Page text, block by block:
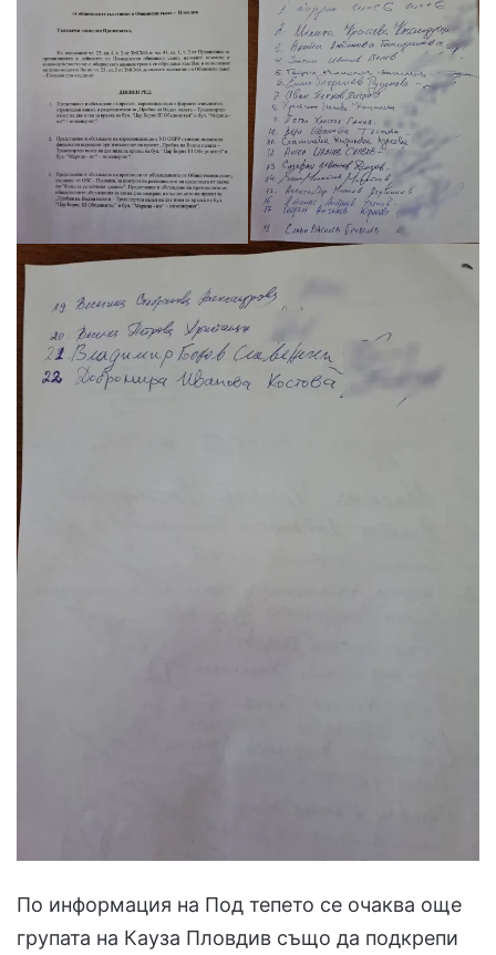
По информация на Под тепето се очаква още
групата на Кауза Пловдив също да подкрепи